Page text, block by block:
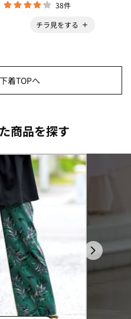
38件
チラ見をする
着TOPへ
商品を探す